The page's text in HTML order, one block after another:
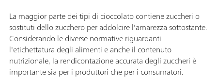
La maggior parte dei tipi di cioccolato contiene zuccheri o
sostituti dello zucchero per addolcire l'amarezza sottostante.
Considerando le diverse normative riguardanti
l'etichettatura degli alimenti e anche il contenuto
nutrizionale, la rendicontazione accurata degli zuccheri è
importante sia per i produttori che per i consumatori.